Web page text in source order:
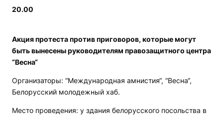
20.00
Акция протеста против приговоров, которые могут
быть вынесены руководителям правозащитного центра
“Весна“
Организаторы: “Международная амнистия“, “Весна“,
Белорусский молодежный хаб.
Место проведения: у здания белорусского посольства в